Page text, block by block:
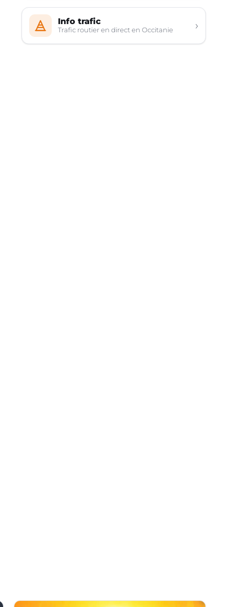
Info trafic
Trafic routier en direct en Occitanie ›